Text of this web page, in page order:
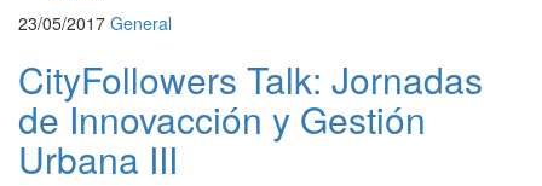
23/05/2017 General
CityFollowers Talk: Jornadas
de Innovacción y Gestión
Urbana III